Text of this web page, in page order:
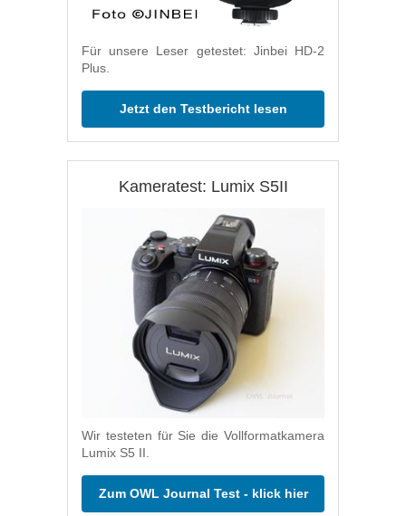
Für unsere Leser getestet: Jinbei HD-2
Plus.
Jetzt den Testbericht lesen
Kameratest: Lumix S5II
Wir testeten für Sie die Vollformatkamera
Lumix S5 II.
Zum OWL Journal Test - klick hier